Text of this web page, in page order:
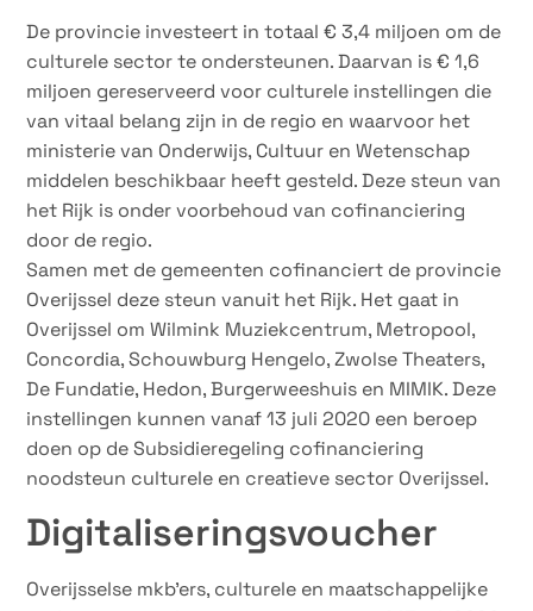
De provincie investeert in totaal € 3,4 miljoen om de
culturele sector te ondersteunen. Daarvan is € 1,6
miljoen gereserveerd voor culturele instellingen die
van vitaal belang zijn in de regio en waarvoor het
ministerie van Onderwijs, Cultuur en Wetenschap
middelen beschikbaar heeft gesteld. Deze steun van
het Rijk is onder voorbehoud van cofinanciering
door de regio.
Samen met de gemeenten cofinanciert de provincie
Overijssel deze steun vanuit het Rijk. Het gaat in
Overijssel om Wilmink Muziekcentrum, Metropool,
Concordia, Schouwburg Hengelo, Zwolse Theaters,
De Fundatie, Hedon, Burgerweeshuis en MIMIK. Deze
instellingen kunnen vanaf 13 juli 2020 een beroep
doen op de Subsidieregeling cofinanciering
noodsteun culturele en creatieve sector Overijssel.
Digitaliseringsvoucher
Overijsselse mkb’ers, culturele en maatschappelijke